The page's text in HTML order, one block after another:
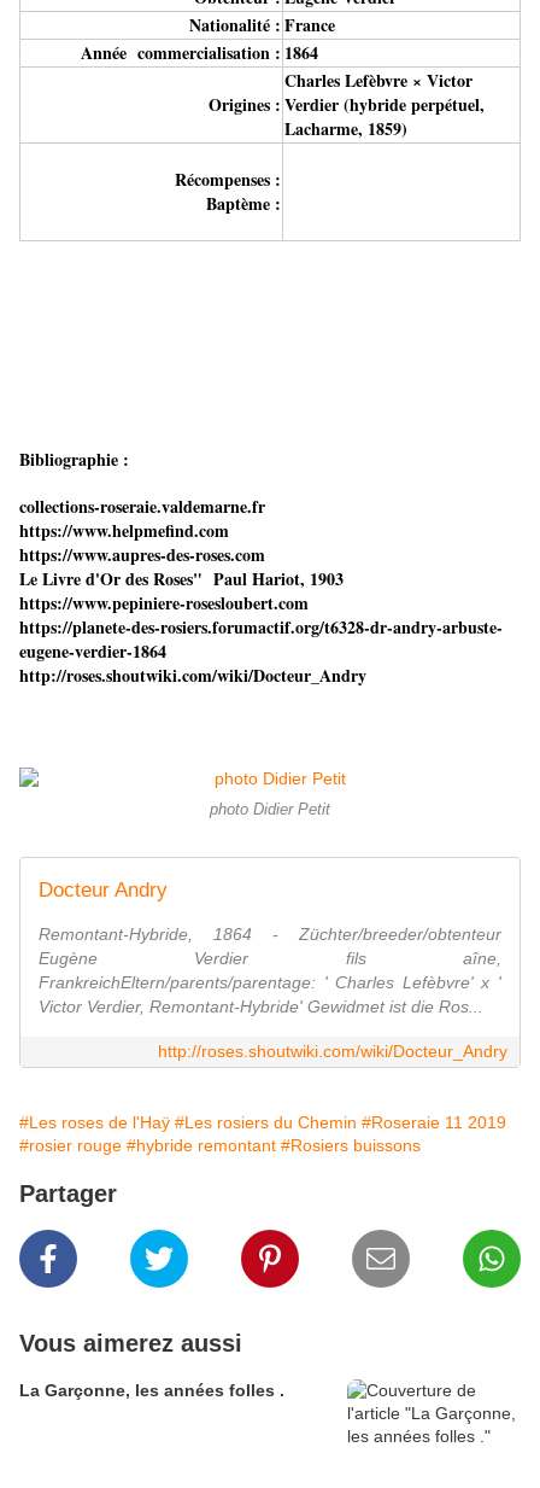
Nationalité :France
Année commercialisation : 1864
Origines :
Charles Lefèbvre × Victor
Verdier (hybride perpétuel,
Lacharme, 1859)
Récompenses :
Baptème :
Bibliographie :
collections-roseraie.valdemarne.fr
https://www.helpmefind.com
https://www.aupres-des-roses.com
Le Livre d'Or des Roses" Paul Hariot, 1903
https://www.pepiniere-rosesloubert.com
https://planete-des-rosiers.forumactif.org/t6328-dr-andry-arbuste-
eugene-verdier-1864
http://roses.shoutwiki.com/wiki/Docteur_Andry
photo Didier Petit
Docteur Andry
Remontant-Hybride, 1864 - Züchter/breeder/obtenteur
Eugène Verdier fils aîne,
FrankreichEltern/parents/parentage: ' Charles Lefèbvre' x '
Victor Verdier, Remontant-Hybride' Gewidmet ist die Ros...
http://roses.shoutwiki.com/wiki/Docteur_Andry
#Les roses de l'Haÿ #Les rosiers du Chemin #Roseraie 11 2019
#rosier rouge #hybride remontant #Rosiers buissons
Partager
Vous aimerez aussi
La Garçonne, les années folles .